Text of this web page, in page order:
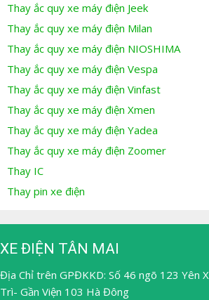
Thay ắc quy xe máy điện Jeek
Thay ắc quy xe máy điện Milan
Thay ắc quy xe máy điện NIOSHIMA
Thay ắc quy xe máy điện Vespa
Thay ắc quy xe máy điện Vinfast
Thay ắc quy xe máy điện Xmen
Thay ắc quy xe máy điện Yadea
Thay ắc quy xe máy điện Zoomer
Thay IC
Thay pin xe điện
XE ĐIỆN TÂN MAI
Địa Chỉ trên GPĐKKD: Số 46 ngõ 123 Yên
Trì- Gần Viện 103 Hà Đông